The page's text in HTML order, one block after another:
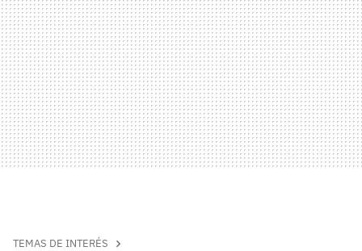
TEMAS DE INTERÉS